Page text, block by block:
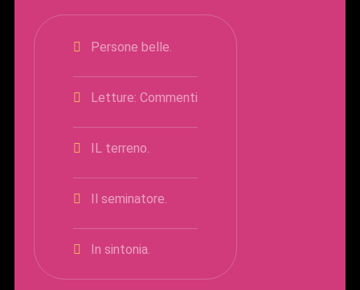
Persone belle.
Letture: Commenti
IL terreno.
Il seminatore.
In sintonia.